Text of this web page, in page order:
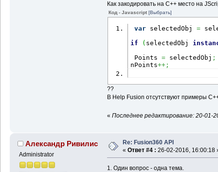
Как закодировать на С++ место на
Код - Javascript [Выбрать]
var selectedObj =
if
( selectedObj
Points = selectedObj ;
nPoints++;
??
В Help Fusion отсутствуют примеры
« Последнее редактирование: 20-01-
Александр Ривилис
Administrator
Re: Fusion360 API
« Ответ #4 : 26-02-2016, 16:00:18
1. Один вопрос - одна тема.